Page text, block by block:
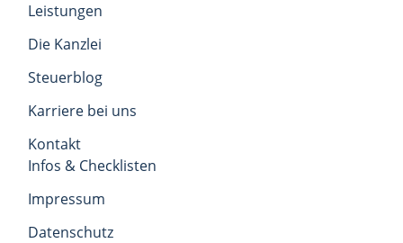
Leistungen
Die Kanzlei
Steuerblog
Karriere bei uns
Kontakt
Infos & Checklisten
Impressum
Datenschutz